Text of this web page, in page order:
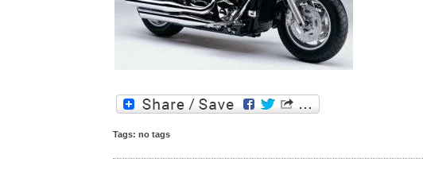
Tags: no tags